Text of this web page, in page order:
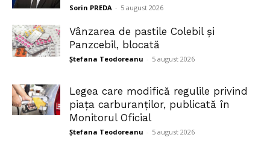
Sorin PREDA - 5 august 2026
Vânzarea de pastile Colebil și
Panzcebil, blocată
Ștefana Teodoreanu - 5 august 2026
Legea care modifică regulile privind
piața carburanților, publicată în
Monitorul Oficial
Ștefana Teodoreanu - 5 august 2026